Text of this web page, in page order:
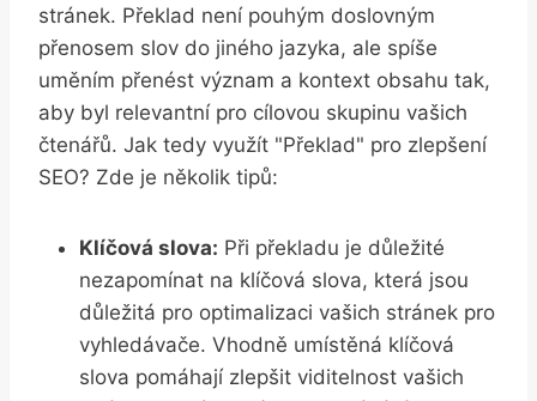
stránek. Překlad není⁣ pouhým ‍doslovným
přenosem⁤ slov do jiného jazyka, ale ‌spíše
uměním přenést⁣ význam‍ a kontext obsahu tak,⁢
aby byl relevantní ⁣pro cílovou skupinu vašich ​
čtenářů.‌ Jak tedy využít "Překlad" pro zlepšení
SEO? ⁢Zde je několik tipů:
Klíčová slova: Při překladu je důležité
nezapomínat⁤ na klíčová⁤ slova, ​která jsou
⁤důležitá pro optimalizaci vašich stránek ⁣pro
⁣vyhledávače. Vhodně umístěná ⁢klíčová
slova‍ pomáhají zlepšit ​viditelnost vašich